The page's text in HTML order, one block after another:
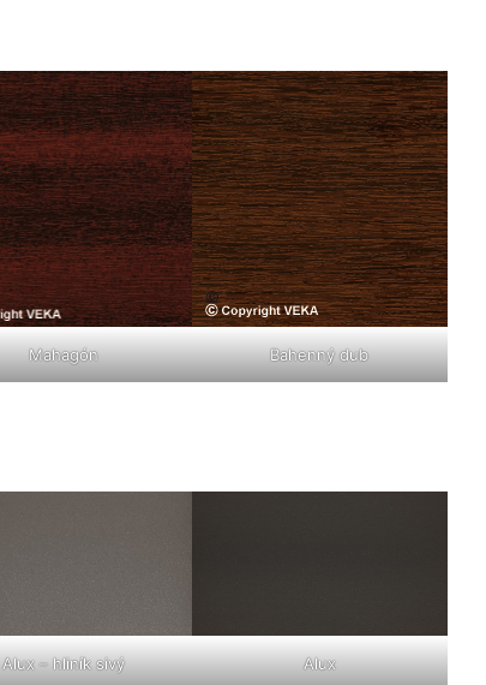
Mahagón Bahenný dub
Alux – hliník sivý Alux